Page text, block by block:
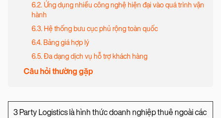
6.2. Ứng dụng nhiều công nghệ hiện đại vào quá trình vận
hành
6.3. Hệ thống bưu cục phủ rộng toàn quốc
6.4. Bảng giá hợp lý
6.5. Đa dạng dịch vụ hỗ trợ khách hàng
Câu hỏi thường gặp
3 Party Logistics là hình thức doanh nghiệp thuê ngoài các